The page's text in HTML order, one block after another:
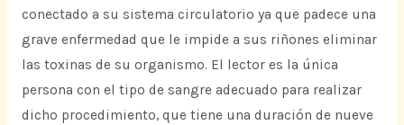
conectado a su sistema circulatorio ya que padece una
grave enfermedad que le impide a sus riñones eliminar
las toxinas de su organismo. El lector es la única
persona con el tipo de sangre adecuado para realizar
dicho procedimiento, que tiene una duración de nueve